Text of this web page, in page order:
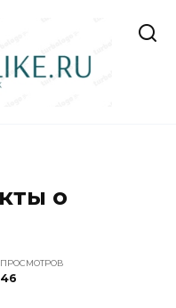
о
ПРОСМОТРОВ
46